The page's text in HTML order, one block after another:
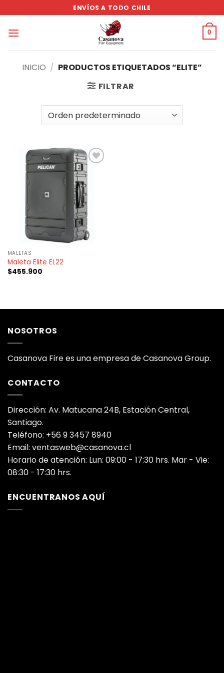
al
contenido
ENVÍOS A TODO CHILE
0
INICIO / PRODUCTOS ETIQUETADOS “ELITE”
FILTRAR
MALETAS
Maleta Elite EL22
$455.900
NOSOTROS
Casanova Fire es una empresa de Casanova Group.
CONTACTO
Dirección: Av. Matucana 24B, Estación Central,
Santiago.
Teléfono: +56 9 3457 8940
Email: ventasweb@casanova.cl
Horario de atención: Lun: 09:00 - 17:30 hrs. Mar - Vie:
08:30 - 17:30 hrs.
ENCUENTRANOS AQUÍ